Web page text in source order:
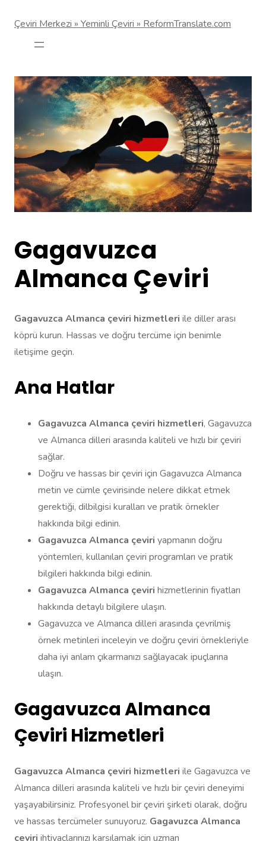
Çeviri Merkezi » Yeminli Çeviri » ReformTranslate.com
Gagavuzca
Almanca Çeviri
Gagavuzca Almanca çeviri hizmetleri ile diller arası
köprü kurun. Hassas ve doğru tercüme için benimle
iletişime geçin.
Ana Hatlar
Gagavuzca Almanca çeviri hizmetleri, Gagavuzca
ve Almanca dilleri arasında kaliteli ve hızlı bir çeviri
sağlar.
Doğru ve hassas bir çeviri için Gagavuzca Almanca
metin ve cümle çevirisinde nelere dikkat etmek
gerektiği, dilbilgisi kuralları ve pratik örnekler
hakkında bilgi edinin.
Gagavuzca Almanca çeviri yapmanın doğru
yöntemleri, kullanılan çeviri programları ve pratik
bilgileri hakkında bilgi edinin.
Gagavuzca Almanca çeviri hizmetlerinin fiyatları
hakkında detaylı bilgilere ulaşın.
Gagavuzca ve Almanca dilleri arasında çevrilmiş
örnek metinleri inceleyin ve doğru çeviri örnekleriyle
daha iyi anlam çıkarmanızı sağlayacak ipuçlarına
ulaşın.
Gagavuzca Almanca
Çeviri Hizmetleri
Gagavuzca Almanca çeviri hizmetleri ile Gagavuzca ve
Almanca dilleri arasında kaliteli ve hızlı bir çeviri deneyimi
yaşayabilirsiniz. Profesyonel bir çeviri şirketi olarak, doğru
ve hassas tercümeler sunuyoruz. Gagavuzca Almanca
çeviri ihtiyaçlarınızı karşılamak için uzman